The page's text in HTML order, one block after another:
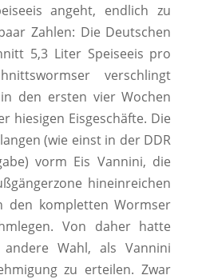
angeht, endlich zu
Zahlen: Die Deutschen
5,3 Liter Speiseeis pro
verschlingt
den ersten vier Wochen
hiesigen Eisgeschäfte. Die
(wie einst in der DDR
vorm Eis Vannini, die
hineinreichen
den kompletten Wormser
Von daher hatte
Wahl, als Vannini
zu erteilen. Zwar